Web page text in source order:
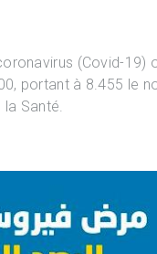
(Covid-19)
portant à 8.455 le
Santé.